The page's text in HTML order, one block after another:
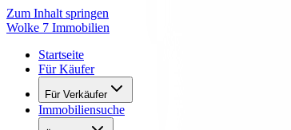
Zum Inhalt springen
Wolke 7 Immobilien
Startseite
Für Käufer
Für Verkäufer
Immobiliensuche